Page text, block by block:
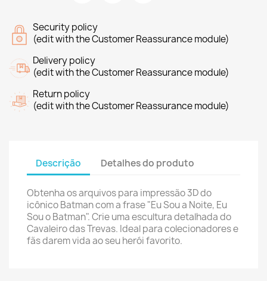
Security policy
(edit with the Customer Reassurance module)
Delivery policy
(edit with the Customer Reassurance module)
Return policy
(edit with the Customer Reassurance module)
Descrição Detalhes do produto
Obtenha os arquivos para impressão 3D do
icônico Batman com a frase "Eu Sou a Noite, Eu
Sou o Batman". Crie uma escultura detalhada do
Cavaleiro das Trevas. Ideal para colecionadores e
fãs darem vida ao seu herói favorito.